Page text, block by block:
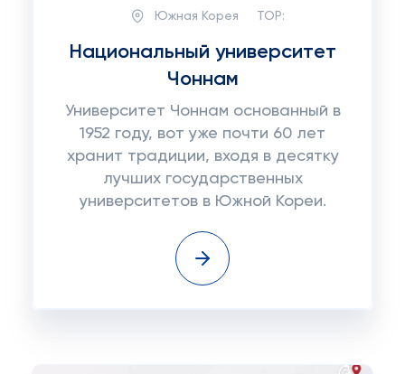
Южная Корея TOP:
Национальный университет
Чоннам
Университет Чоннам основанный в
1952 году, вот уже почти 60 лет
хранит традиции, входя в десятку
лучших государственных
университетов в Южной Кореи.